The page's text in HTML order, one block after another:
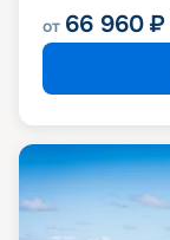
от 66 960 ₽